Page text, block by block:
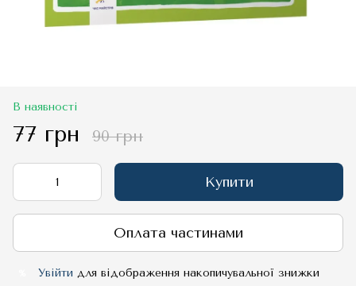
В наявності
77 грн 90 грн
Купити
Оплата частинами
Увійти для відображення накопичувальної знижки